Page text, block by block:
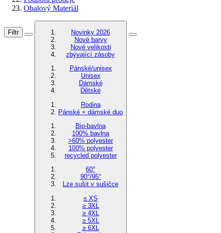
Obalový Materiál
Filtr
Novinky 2026
Nové barvy
Nové velikosti
zbývající zásoby
Pánské/unisex
Unisex
Dámské
Dětské
Rodina
Pánské + dámské duo
Bio-bavlna
100% bavlna
>60% polyester
100% polyester
recycled polyester
60°
90°/95°
Lze sušit v sušičce
≤ XS
≥ 3XL
≥ 4XL
≥ 5XL
≥ 6XL